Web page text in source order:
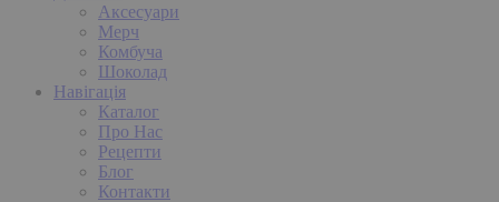
Аксесуари
Мерч
Комбуча
Шоколад
Навігація
Каталог
Про Нас
Рецепти
Блог
Контакти